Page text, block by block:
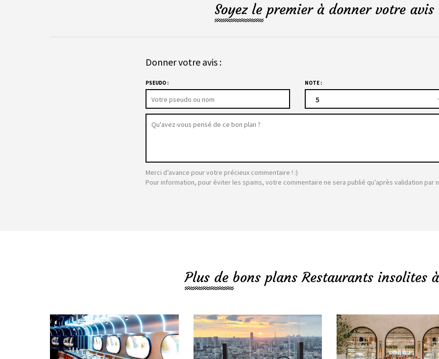
Soyez le premier à donner votre
Donner votre avis :
PSEUDO : NOTE :
5
Merci d’avance pour votre précieux commentaire ! :)
Pour information, pour éviter les spams, votre commentaire ne sera publié qu’après validation par
Plus de bons plans Restaurants insolites